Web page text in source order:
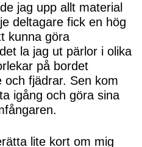
jag upp allt material
deltagare fick en hög
kunna göra
la jag ut pärlor i olika
på bordet
och fjädrar. Sen kom
igång och göra sina
lite kort om mig